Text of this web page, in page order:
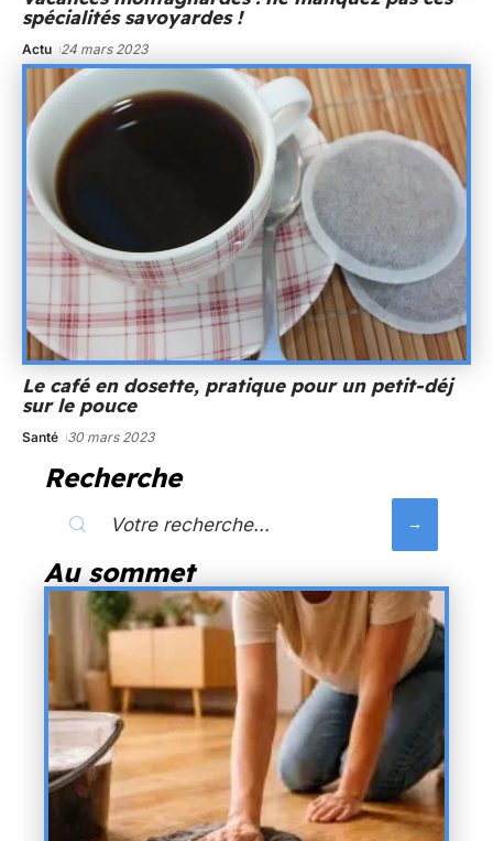
spécialités savoyardes !
Actu 24 mars 2023
Le café en dosette, pratique pour un petit-déj
sur le pouce
Santé 30 mars 2023
Recherche
Au sommet